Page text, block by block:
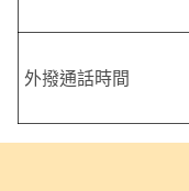
外撥通話時間